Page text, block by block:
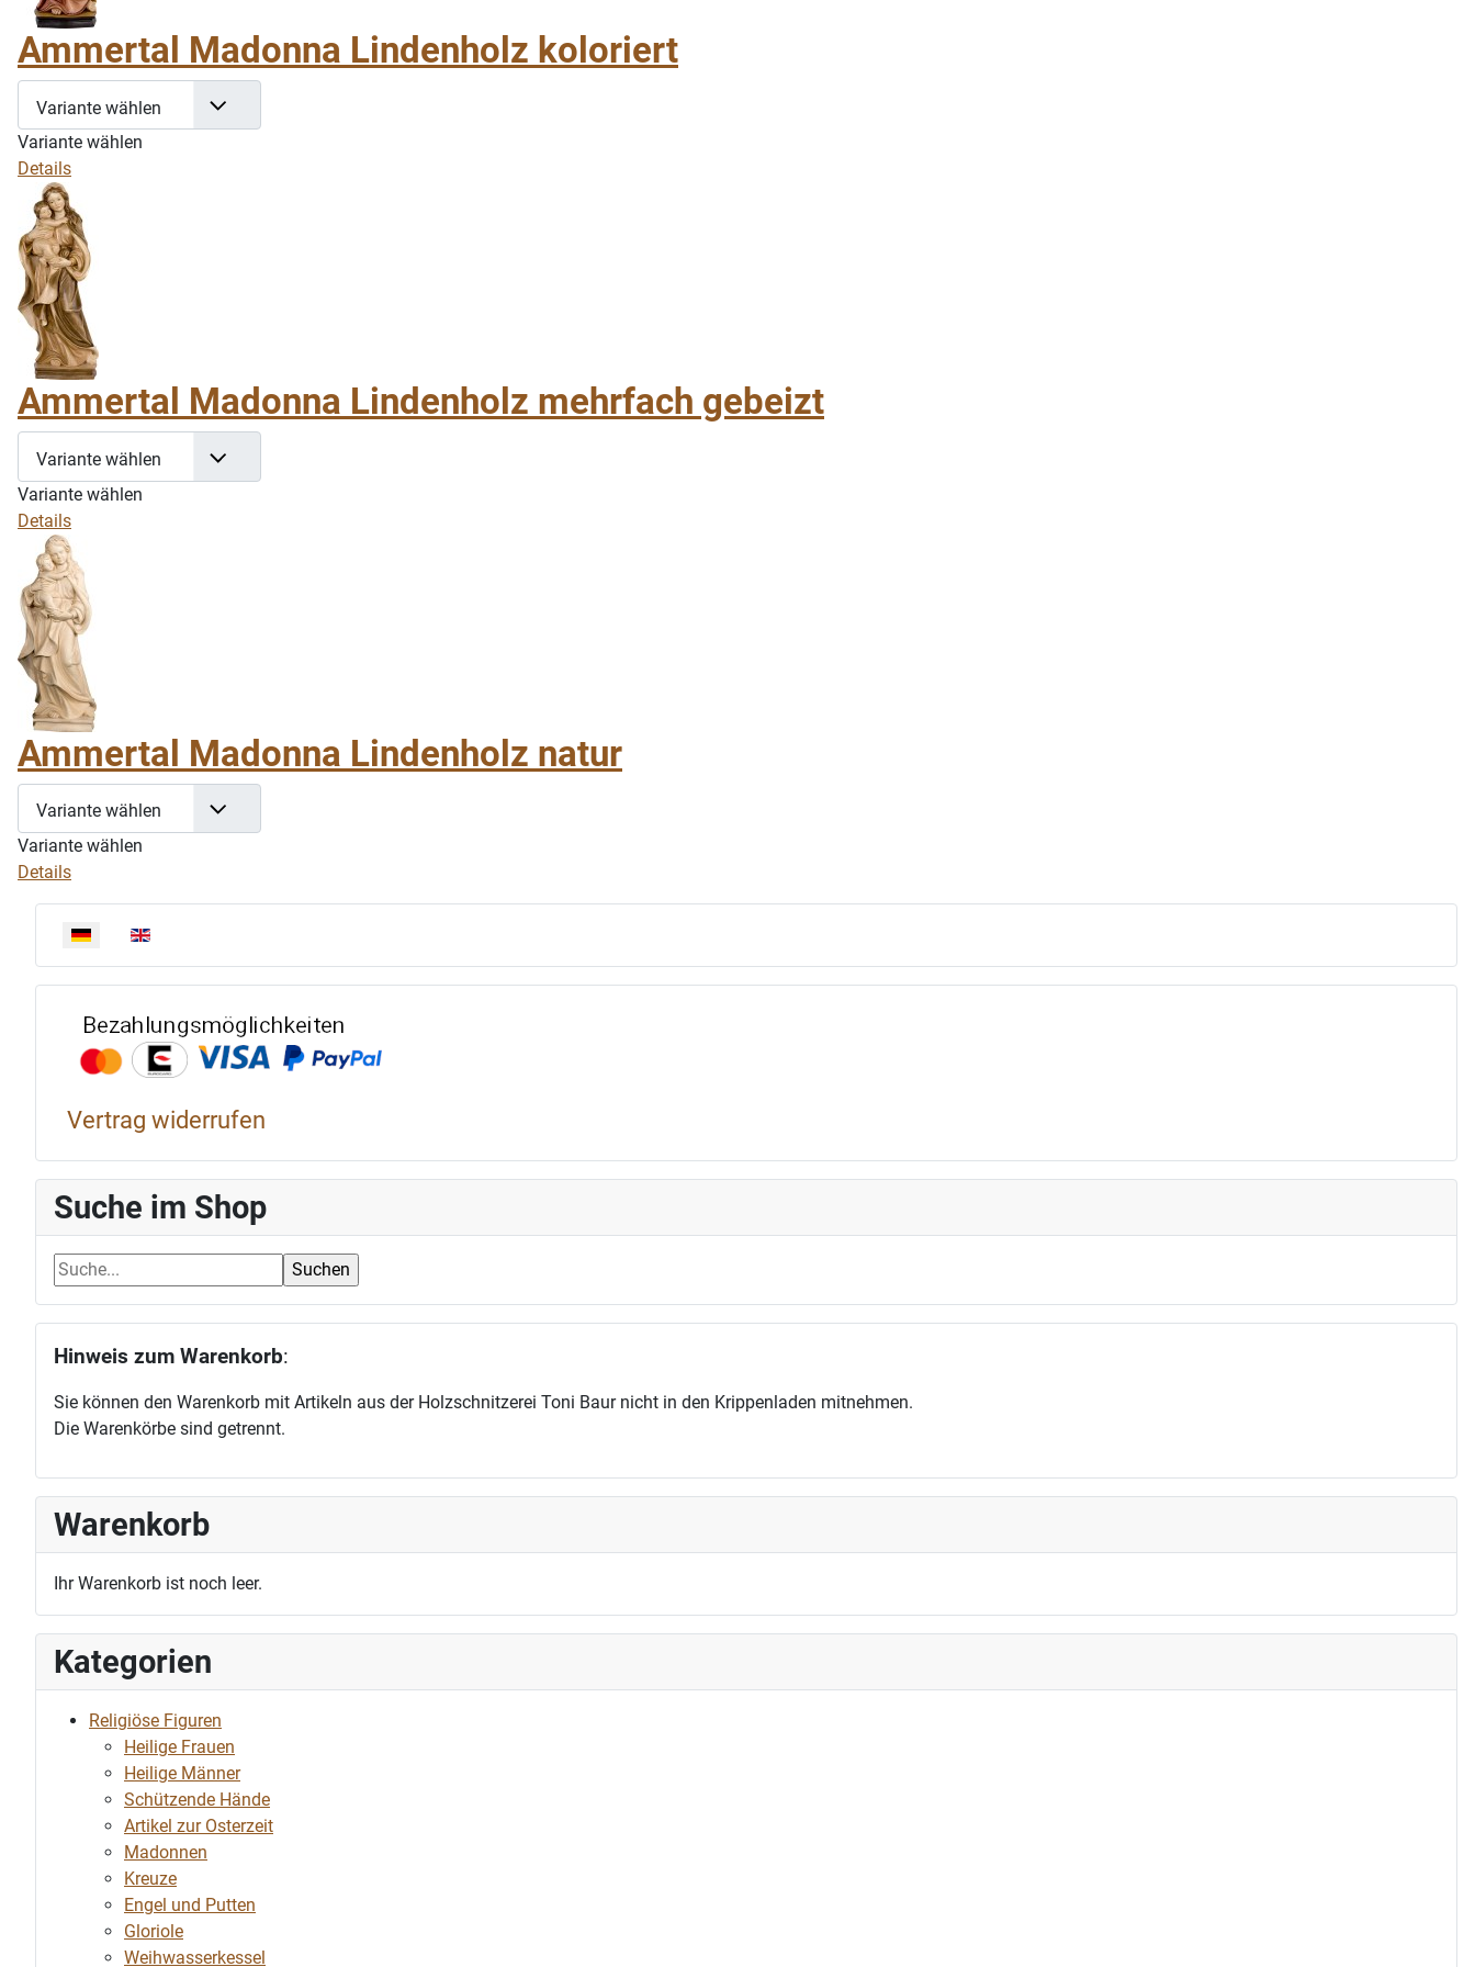
Sprache auswählen
Vertrag widerrufen
Suche im Shop
Hinweis zum Warenkorb:
Sie können den Warenkorb mit Artikeln aus der Holzschnitzerei Toni Baur nicht in den Krippenladen mitnehmen.
Die Warenkörbe sind getrennt.
Warenkorb
Ihr Warenkorb ist noch leer.
Kategorien
Religiöse Figuren
Heilige Frauen
Heilige Männer
Schützende Hände
Artikel zur Osterzeit
Madonnen
Kreuze
Engel und Putten
Gloriole
Weihwasserkessel
Ammertal Madonna Lindenholz koloriert
Variante wählen
Variante wählen
Details
Ammertal Madonna Lindenholz mehrfach gebeizt
Variante wählen
Variante wählen
Details
Ammertal Madonna Lindenholz natur
Variante wählen
Variante wählen
Details